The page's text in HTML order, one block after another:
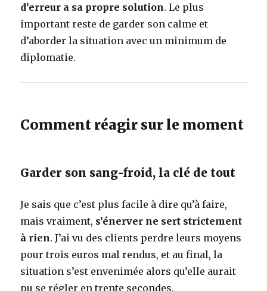
d’erreur a sa propre solution. Le plus
important reste de garder son calme et
d’aborder la situation avec un minimum de
diplomatie.
Comment réagir sur le moment
Garder son sang-froid, la clé de tout
Je sais que c’est plus facile à dire qu’à faire,
mais vraiment, s’énerver ne sert strictement
à rien. J’ai vu des clients perdre leurs moyens
pour trois euros mal rendus, et au final, la
situation s’est envenimée alors qu’elle aurait
pu se régler en trente secondes.